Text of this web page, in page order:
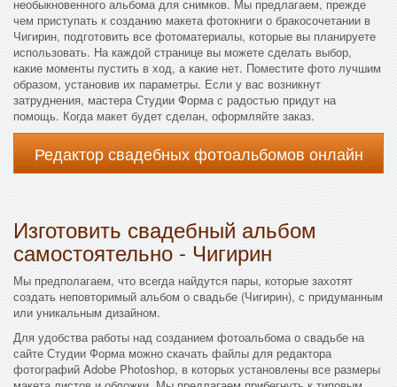
необыкновенного альбома для снимков. Мы предлагаем, прежде
чем приступать к созданию макета фотокниги о бракосочетании в
Чигирин, подготовить все фотоматериалы, которые вы планируете
использовать. На каждой странице вы можете сделать выбор,
какие моменты пустить в ход, а какие нет. Поместите фото лучшим
образом, установив их параметры. Если у вас возникнут
затруднения, мастера Студии Форма с радостью придут на
помощь. Когда макет будет сделан, оформляйте заказ.
Редактор свадебных фотоальбомов онлайн
Изготовить свадебный альбом
самостоятельно - Чигирин
Мы предполагаем, что всегда найдутся пары, которые захотят
создать неповторимый альбом о свадьбе (Чигирин), с придуманным
или уникальным дизайном.
Для удобства работы над созданием фотоальбома о свадьбе на
сайте Студии Форма можно скачать файлы для редактора
фотографий Adobe Photoshop, в которых установлены все размеры